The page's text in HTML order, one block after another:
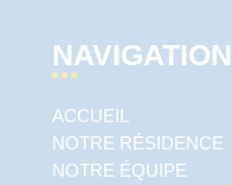
NAVIGATION
ACCUEIL
NOTRE RÉSIDENCE
NOTRE ÉQUIPE